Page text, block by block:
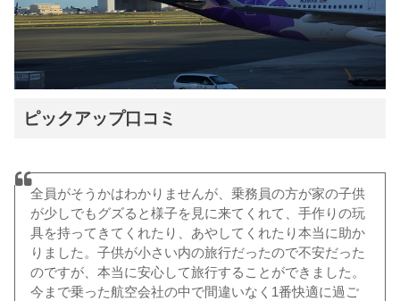
ピックアップ口コミ
全員がそうかはわかりませんが、乗務員の方が家の子供
が少しでもグズると様子を見に来てくれて、手作りの玩
具を持ってきてくれたり、あやしてくれたり本当に助か
りました。子供が小さい内の旅行だったので不安だった
のですが、本当に安心して旅行することができました。
今まで乗った航空会社の中で間違いなく1番快適に過ご